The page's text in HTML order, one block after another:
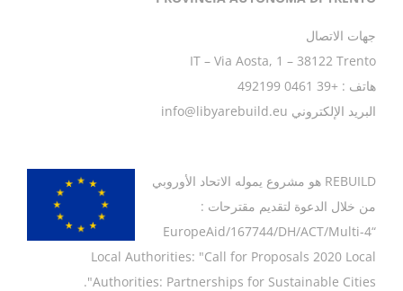
جهات الاتصال
IT – Via Aosta, 1 – 38122 Trento
هاتف : +39 0461 492199
البريد الإلكتروني info@libyarebuild.eu
REBUILD هو مشروع يموله الاتحاد الأوروبي
من خلال الدعوة لتقديم مقترحات :
“EuropeAid/167744/DH/ACT/Multi-4
Local Authorities: "Call for Proposals 2020 Local
Authorities: Partnerships for Sustainable Cities".